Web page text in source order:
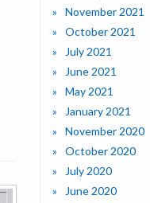
November 2021
October 2021
July 2021
June 2021
May 2021
January 2021
November 2020
October 2020
July 2020
June 2020